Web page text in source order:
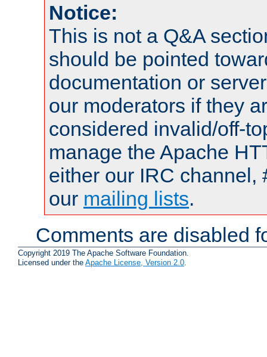
Notice:
This is not a Q&A
should be pointed
documentation or
our moderators if they
considered invalid/off-
manage the Apache
either our IRC channel,
our mailing lists.
Comments are disabled
Copyright 2019 The Apache Software Foundation.
Licensed under the Apache License, Version 2.0.